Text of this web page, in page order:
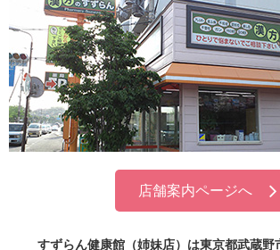
店舗案内ページへ
すずらん健康館（姉妹店）は東京都武蔵野